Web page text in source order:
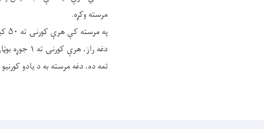
مرسته وکړه.
په مرسته کې هرې کورنۍ ته ۵۰ کیلو اوړه، ۱۰ کیلو وریژې او ۵ لیټره غوړي ورکړل شول.
دغه راز، هرې کورنۍ ته ۱ جوړه بوټان هم ورکړل شول.
تمه ده، دغه مرسته به د یادو